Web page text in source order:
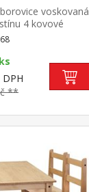
voskovaná
4 kovové
police na
lavice 45
Corona 2
DPH
**